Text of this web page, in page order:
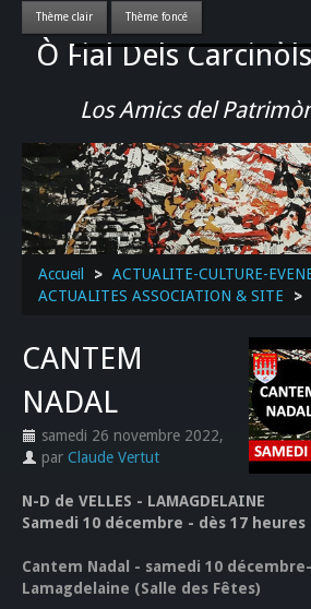
Ò Fial Dels
Los Amics del
Accueil
LES QUERCYNOIS & LEUR
PATRIMOINE
GASTRONOMIE
ACTUALITE-CULTURE-
>>
Accueil > ACTUALITE-CULTURE-
ACTUALITES ASSOCIATION & SITE
>
CANTEM
NADAL
samedi 26 novembre 2022,
par Claude Vertut
N-D de VELLES - LAMAGDELAINE
Samedi 10 décembre - dès 17 heures
Cantem Nadal - samedi 10
Lamagdelaine (Salle des Fêtes)